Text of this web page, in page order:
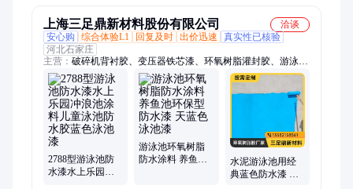
上海三足鼎新材料股份有限公司
洽谈
安心购
综合体验L1 回复及时 出价迅速
真实性已核验
河北石家庄
主营： 破碎机背衬胶、变压器铁芯漆、环氧树脂灌封胶、游泳池
防水涂料、环氧树脂防水防腐涂料、胶粘石胶水、道钉锚固剂、
环氧树脂灌浆料、环氧砂浆、养鱼池防水漆
2788型游泳池防
水漆水上乐园冲
游泳池环氧树脂
防水涂料 养鱼池
水泥游泳池用经
典蓝色防水漆 环